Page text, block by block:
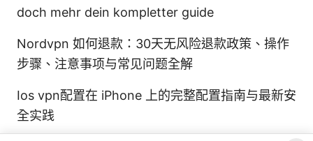
doch mehr dein kompletter guide
Nordvpn 如何退款：30天无风险退款政策、操作
步骤、注意事项与常见问题全解
Ios vpn配置在 iPhone 上的完整配置指南与最新安
全实践